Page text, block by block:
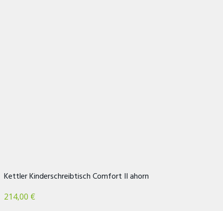
Kettler Kinderschreibtisch Comfort II ahorn
214,00 €